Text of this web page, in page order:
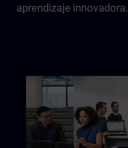
aprendizaje innovadora.